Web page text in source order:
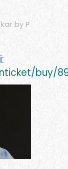
by P
buy/